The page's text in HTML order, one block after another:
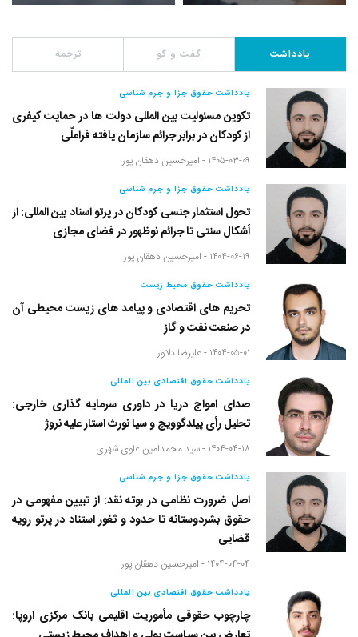
یادداشت گفت و گو ترجمه
یادداشت حقوق جزا و جرم شناسی
تکوین مسئولیت بین المللی دولت ها در حمایت کیفری
از کودکان در برابر جرائم سازمان یافته فراملّی
۱۴۰۵-۰۳-۰۹ - امیرحسین دهقان پور
یادداشت حقوق جزا و جرم شناسی
تحول استثمار جنسی کودکان در پرتو اسناد بین المللی: از
اَشکال سنتی تا جرائم نوظهور در فضای مجازی
۱۴۰۴-۰۶-۱۹ - امیرحسین دهقان پور
یادداشت حقوق محیط زیست
تحریم های اقتصادی و پیامد های زیست محیطی آن
در صنعت نفت و گاز
۱۴۰۴-۰۵-۰۱ - علیرضا دلاور
یادداشت حقوق اقتصادی بین المللی
صدای امواج دریا در داوری سرمایه گذاری خارجی:
تحلیل رأی پیلدگوویچ و سیا نورث استار علیه نروژ
۱۴۰۴-۰۴-۱۸ - سید محمدامین علوی شهری
یادداشت حقوق جزا و جرم شناسی
اصل ضرورت نظامی در بوته نقد: از تبیین مفهومی در
حقوق بشردوستانه تا حدود و ثغور استناد در پرتو رویه
قضایی
۱۴۰۴-۰۴-۰۴ - امیرحسین دهقان پور
یادداشت حقوق اقتصادی بین المللی
چارچوب حقوقی مأموریت اقلیمی بانک مرکزی اروپا: